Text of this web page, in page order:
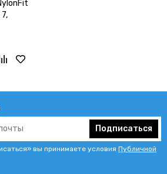
2,
Подписаться
вы принимаете условия Публичной